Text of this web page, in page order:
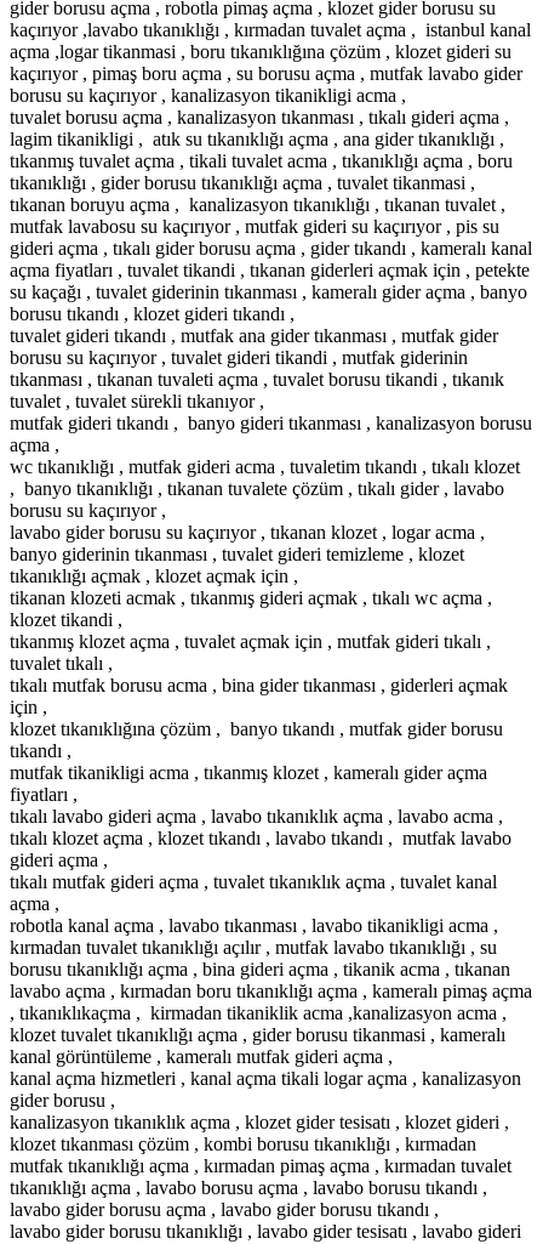
gider borusu açma , robotla pimaş açma , klozet gider borusu su
kaçırıyor ,lavabo tıkanıklığı , kırmadan tuvalet açma , istanbul kanal
açma ,logar tikanmasi , boru tıkanıklığına çözüm , klozet gideri su
kaçırıyor , pimaş boru açma , su borusu açma , mutfak lavabo gider
borusu su kaçırıyor , kanalizasyon tikanikligi acma ,
tuvalet borusu açma , kanalizasyon tıkanması , tıkalı gideri açma ,
lagim tikanikligi , atık su tıkanıklığı açma , ana gider tıkanıklığı ,
tıkanmış tuvalet açma , tikali tuvalet acma , tıkanıklığı açma , boru
tıkanıklığı , gider borusu tıkanıklığı açma , tuvalet tikanmasi ,
tıkanan boruyu açma , kanalizasyon tıkanıklığı , tıkanan tuvalet ,
mutfak lavabosu su kaçırıyor , mutfak gideri su kaçırıyor , pis su
gideri açma , tıkalı gider borusu açma , gider tıkandı , kameralı kanal
açma fiyatları , tuvalet tikandi , tıkanan giderleri açmak için , petekte
su kaçağı , tuvalet giderinin tıkanması , kameralı gider açma , banyo
borusu tıkandı , klozet gideri tıkandı ,
tuvalet gideri tıkandı , mutfak ana gider tıkanması , mutfak gider
borusu su kaçırıyor , tuvalet gideri tikandi , mutfak giderinin
tıkanması , tıkanan tuvaleti açma , tuvalet borusu tikandi , tıkanık
tuvalet , tuvalet sürekli tıkanıyor ,
mutfak gideri tıkandı , banyo gideri tıkanması , kanalizasyon borusu
açma ,
wc tıkanıklığı , mutfak gideri acma , tuvaletim tıkandı , tıkalı klozet
, banyo tıkanıklığı , tıkanan tuvalete çözüm , tıkalı gider , lavabo
borusu su kaçırıyor ,
lavabo gider borusu su kaçırıyor , tıkanan klozet , logar acma ,
banyo giderinin tıkanması , tuvalet gideri temizleme , klozet
tıkanıklığı açmak , klozet açmak için ,
tikanan klozeti acmak , tıkanmış gideri açmak , tıkalı wc açma ,
klozet tikandi ,
tıkanmış klozet açma , tuvalet açmak için , mutfak gideri tıkalı ,
tuvalet tıkalı ,
tıkalı mutfak borusu acma , bina gider tıkanması , giderleri açmak
için ,
klozet tıkanıklığına çözüm , banyo tıkandı , mutfak gider borusu
tıkandı ,
mutfak tikanikligi acma , tıkanmış klozet , kameralı gider açma
fiyatları ,
tıkalı lavabo gideri açma , lavabo tıkanıklık açma , lavabo acma ,
tıkalı klozet açma , klozet tıkandı , lavabo tıkandı , mutfak lavabo
gideri açma ,
tıkalı mutfak gideri açma , tuvalet tıkanıklık açma , tuvalet kanal
açma ,
robotla kanal açma , lavabo tıkanması , lavabo tikanikligi acma ,
kırmadan tuvalet tıkanıklığı açılır , mutfak lavabo tıkanıklığı , su
borusu tıkanıklığı açma , bina gideri açma , tikanik acma , tıkanan
lavabo açma , kırmadan boru tıkanıklığı açma , kameralı pimaş açma
, tıkanıklıkaçma , kirmadan tikaniklik acma ,kanalizasyon acma ,
klozet tuvalet tıkanıklığı açma , gider borusu tikanmasi , kameralı
kanal görüntüleme , kameralı mutfak gideri açma ,
kanal açma hizmetleri , kanal açma tikali logar açma , kanalizasyon
gider borusu ,
kanalizasyon tıkanıklık açma , klozet gider tesisatı , klozet gideri ,
klozet tıkanması çözüm , kombi borusu tıkanıklığı , kırmadan
mutfak tıkanıklığı açma , kırmadan pimaş açma , kırmadan tuvalet
tıkanıklığı açma , lavabo borusu açma , lavabo borusu tıkandı ,
lavabo gider borusu açma , lavabo gider borusu tıkandı ,
lavabo gider borusu tıkanıklığı , lavabo gider tesisatı , lavabo gideri